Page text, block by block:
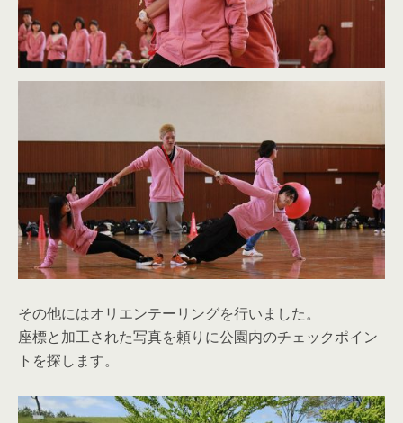
その他にはオリエンテーリングを行いました。
座標と加工された写真を頼りに公園内のチェックポイン
トを探します。